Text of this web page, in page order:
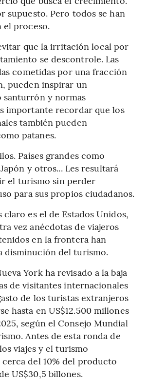
supuesto. Pero todos se han
el proceso.
que la irritación local por
se descontrole. Las
cometidas por una fracción
pueden inspirar un
y normas
importante recordar que los
también pueden
patanes.
Países grandes como
y otros... Les resultará
el turismo sin perder
para sus propios ciudadanos.
claro es el de Estados Unidos,
vez anécdotas de viajeros
en la frontera han
disminución del turismo.
York ha revisado a la baja
de visitantes internacionales
de los turistas extranjeros
hasta en US$12.500 millones
según el Consejo Mundial
Antes de esta ronda de
viajes y el turismo
del 10% del producto
US$30,5 billones.